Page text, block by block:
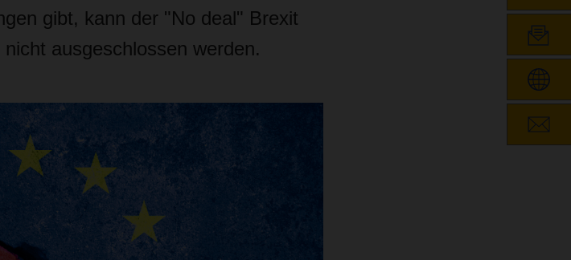
gibt, kann der "No deal" Brexit
ausgeschlossen werden.